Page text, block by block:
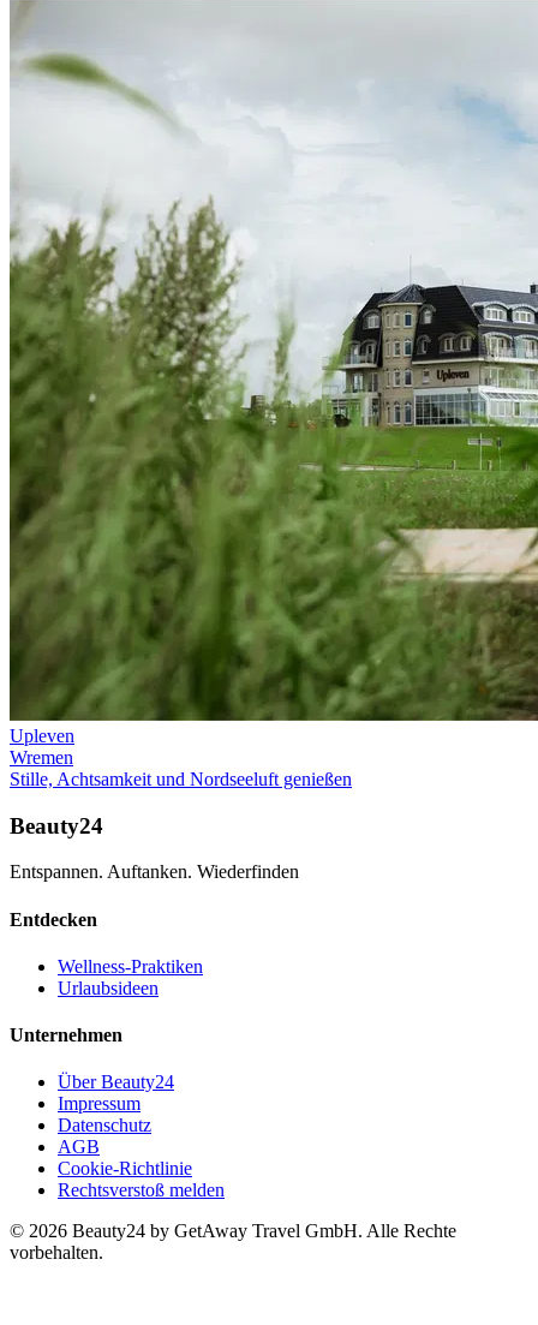
Upleven
Wremen
Stille, Achtsamkeit und Nordseeluft genießen
Beauty24
Entspannen. Auftanken. Wiederfinden
Entdecken
Wellness-Praktiken
Urlaubsideen
Unternehmen
Über Beauty24
Impressum
Datenschutz
AGB
Cookie-Richtlinie
Rechtsverstoß melden
© 2026 Beauty24 by GetAway Travel GmbH. Alle Rechte
vorbehalten.